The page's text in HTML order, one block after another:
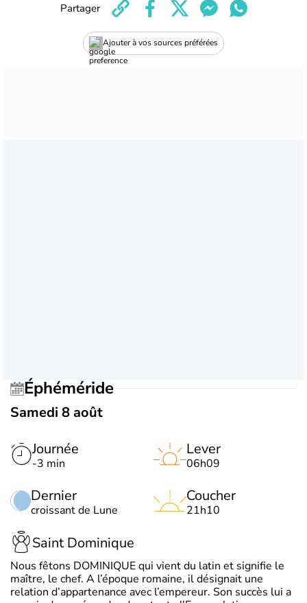
Ajouter à vos sources préférées
Partager
Éphéméride
Samedi 8 août
Journée
-3 min
Dernier
croissant de Lune
Lever
06h09
Coucher
21h10
Saint Dominique
Nous fêtons DOMINIQUE qui vient du latin et signifie le
maître, le chef. A l’époque romaine, il désignait une
relation d’appartenance avec l’empereur. Son succès lui a